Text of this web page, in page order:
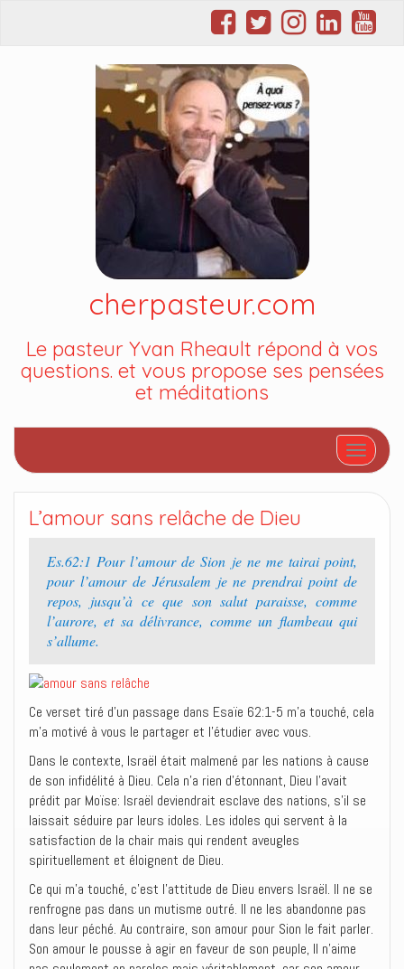
cherpasteur.com
Le pasteur Yvan Rheault répond à vos
questions. et vous propose ses pensées
et méditations
Afficher/
L’amour sans relâche de Dieu
Es.62:1 Pour l’amour de Sion je ne me tairai point,
pour l’amour de Jérusalem je ne prendrai point de
repos, jusqu’à ce que son salut paraisse, comme
l’aurore, et sa délivrance, comme un flambeau qui
s’allume.
Ce verset tiré d’un passage dans Esaïe 62:1-5 m’a touché, cela
m’a motivé à vous le partager et l’étudier avec vous.
Dans le contexte, Israël était malmené par les nations à cause
de son infidélité à Dieu. Cela n’a rien d’étonnant, Dieu l’avait
prédit par Moïse: Israël deviendrait esclave des nations, s’il se
laissait séduire par leurs idoles. Les idoles qui servent à la
satisfaction de la chair mais qui rendent aveugles
spirituellement et éloignent de Dieu.
Ce qui m’a touché, c’est l’attitude de Dieu envers Israël. Il ne se
renfrogne pas dans un mutisme outré. Il ne les abandonne pas
dans leur péché. Au contraire, son amour pour Sion le fait parler.
Son amour le pousse à agir en faveur de son peuple, Il n’aime